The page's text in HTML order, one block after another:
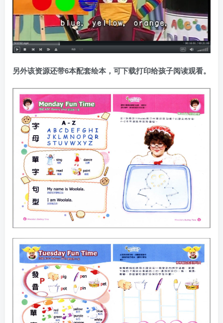
另外该资源还带6本配套绘本，可下载打印给孩子阅读观看。